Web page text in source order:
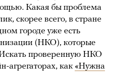
Какая бы проблема
скорее всего, в стране
городе уже есть
(НКО), которые
проверенную НКО
агрегаторах, как «Нужна